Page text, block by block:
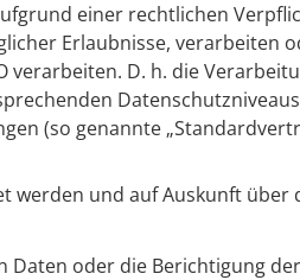
einer rechtlichen
Erlaubnisse, verarbeiten
D. h. die
(so genannte
werden und auf Auskunft über
Daten oder die Berichtigung